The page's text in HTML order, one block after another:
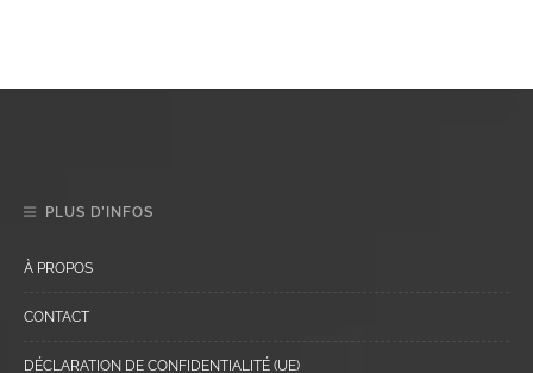
PLUS D’INFOS
À PROPOS
CONTACT
DÉCLARATION DE CONFIDENTIALITÉ (UE)